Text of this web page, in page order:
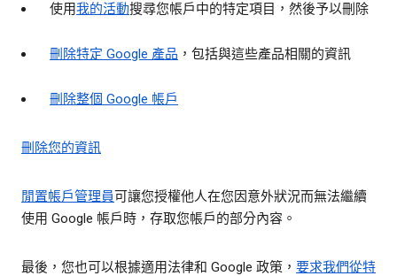
使用我的活動搜尋您帳戶中的特定項目，然後予以刪除
刪除特定 Google 產品 ，包括與這些產品相關的資訊
刪除整個 Google 帳戶
刪除您的資訊
閒置帳戶管理員可讓您授權他人在您因意外狀況而無法繼續
使用 Google 帳戶時，存取您帳戶的部分內容。
最後，您也可以根據適用法律和 Google 政策， 要求我們從特